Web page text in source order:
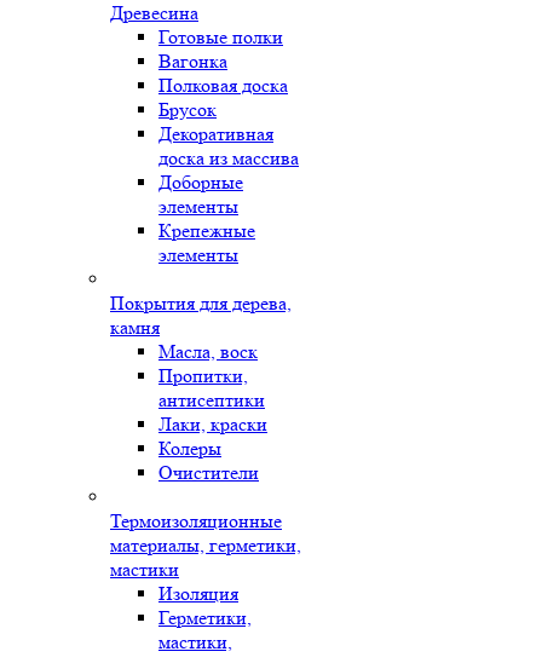
Древесина
Готовые полки
Вагонка
Полковая доска
Брусок
Декоративная
доска из массива
Доборные
элементы
Крепежные
элементы
Покрытия для дерева,
камня
Масла, воск
Пропитки,
антисептики
Лаки, краски
Колеры
Очистители
Термоизоляционные
материалы, герметики,
мастики
Изоляция
Герметики,
мастики,